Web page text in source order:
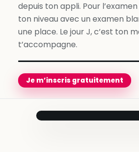
Je m’inscris gratuitement
depuis ton appli. Pour
ton niveau avec un examen
une place. Le jour J, c’est ton
t’accompagne.
Je m’inscris gratuitement